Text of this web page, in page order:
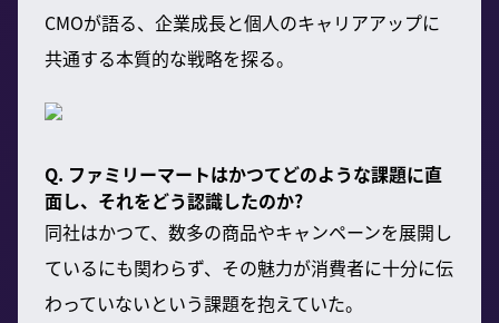
CMOが語る、企業成長と個人のキャリアアップに
共通する本質的な戦略を探る。
Q. ファミリーマートはかつてどのような課題に直
面し、それをどう認識したのか?
同社はかつて、数多の商品やキャンペーンを展開し
ているにも関わらず、その魅力が消費者に十分に伝
わっていないという課題を抱えていた。